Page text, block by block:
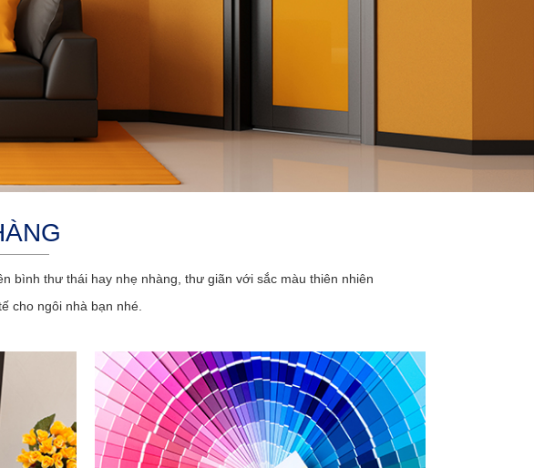
bình thư thái hay nhẹ nhàng, thư giãn với sắc màu thiên nhiên
cho ngôi nhà bạn nhé.